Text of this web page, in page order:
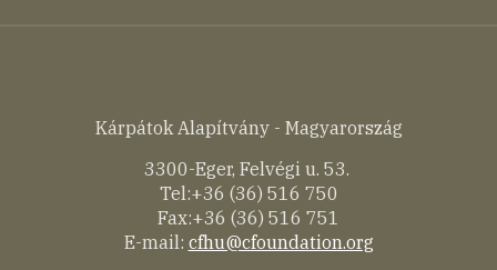
Kárpátok Alapítvány - Magyarország
3300-Eger, Felvégi u. 53.
Tel:+36 (36) 516 750
Fax:+36 (36) 516 751
E-mail: cfhu@cfoundation.org